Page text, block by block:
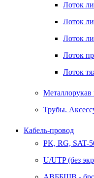
Лоток
Лоток
Лоток
Лоток
Лоток
Металлорукав
Трубы.
Кабель-провод
PK, RG, SAT-
U/UTP (без